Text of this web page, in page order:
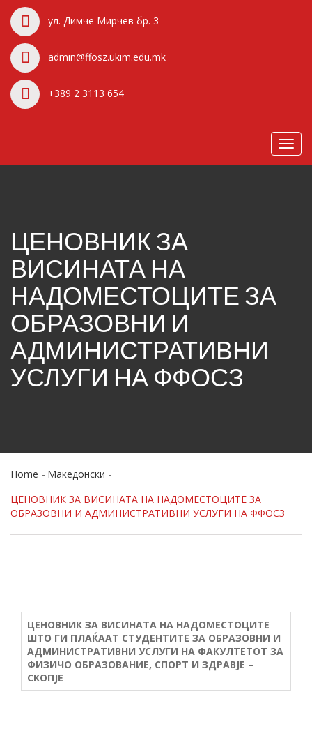
ул. Димче Мирчев бр. 3
admin@ffosz.ukim.edu.mk
+389 2 3113 654
ЦЕНОВНИК ЗА
ВИСИНАТА НА
НАДОМЕСТОЦИТЕ ЗА
ОБРАЗОВНИ И
АДМИНИСТРАТИВНИ
УСЛУГИ НА ФФОСЗ
Home
Македонски
ЦЕНОВНИК ЗА ВИСИНАТА НА НАДОМЕСТОЦИТЕ ЗА
ОБРАЗОВНИ И АДМИНИСТРАТИВНИ УСЛУГИ НА ФФОСЗ
ЦЕНОВНИК ЗА ВИСИНАТА НА НАДОМЕСТОЦИТЕ
ШТО ГИ ПЛАЌААТ СТУДЕНТИТЕ ЗА ОБРАЗОВНИ И
АДМИНИСТРАТИВНИ УСЛУГИ НА ФАКУЛТЕТОТ ЗА
ФИЗИЧО ОБРАЗОВАНИЕ, СПОРТ И ЗДРАВЈЕ –
СКОПЈЕ